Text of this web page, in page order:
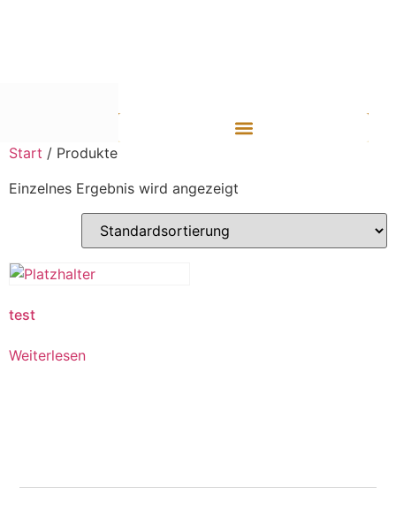
Start / Produkte
Einzelnes Ergebnis wird angezeigt
test
Weiterlesen